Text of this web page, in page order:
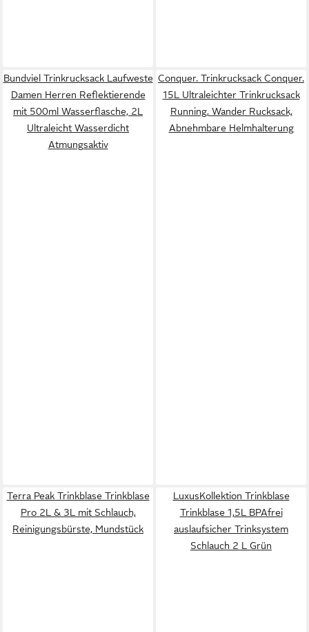
Bundviel Trinkrucksack Laufweste
Damen Herren Reflektierende
mit 500ml Wasserflasche, 2L
Ultraleicht Wasserdicht
Atmungsaktiv
Conquer. Trinkrucksack Conquer.
15L Ultraleichter Trinkrucksack
Running, Wander Rucksack,
Abnehmbare Helmhalterung
Terra Peak Trinkblase Trinkblase
Pro 2L & 3L mit Schlauch,
Reinigungsbürste, Mundstück
LuxusKollektion Trinkblase
Trinkblase 1,5L BPAfrei
auslaufsicher Trinksystem
Schlauch 2 L Grün